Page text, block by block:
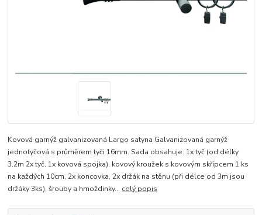
Kovová garnýž galvanizovaná Largo satyna Galvanizovaná garnýž
jednotyčová s průměrem tyči 16mm. Sada obsahuje: 1x tyč (od délky
3,2m 2x tyč, 1x kovová spojka), kovový kroužek s kovovým skřipcem 1 ks
na každých 10cm, 2x koncovka, 2x držák na stěnu (při délce od 3m jsou
držáky 3ks), šrouby a hmoždinky... celý popis